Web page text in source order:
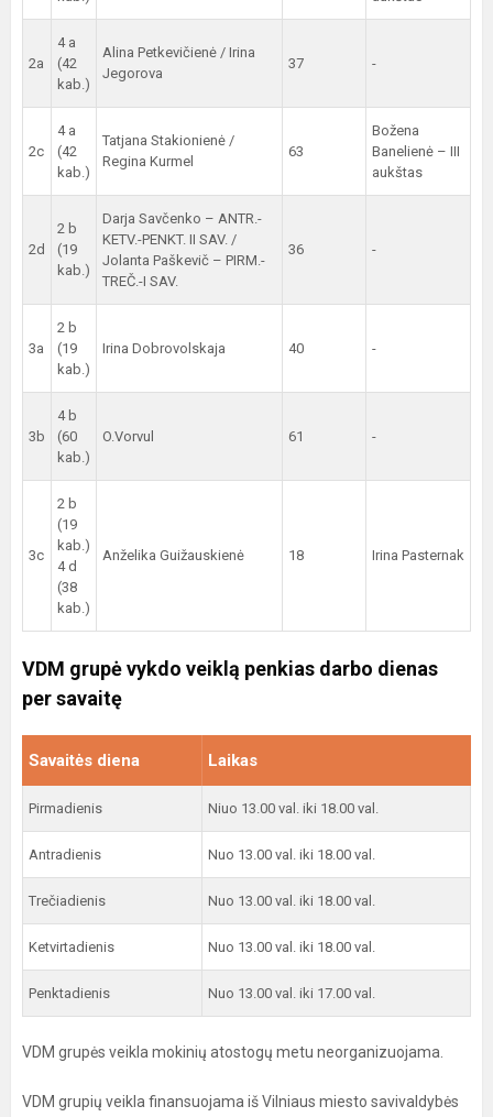
2a
4 a
(42
kab.)
Alina Petkevičienė / Irina
Jegorova
37 -
2c
4 a
(42
kab.)
Tatjana Stakionienė /
Regina Kurmel
63
Božena
Banelienė – III
aukštas
2d
2 b
(19
kab.)
Darja Savčenko – ANTR.-
KETV.-PENKT. II SAV. /
Jolanta Paškevič – PIRM.-
TREČ.-I SAV.
36 -
3a
2 b
(19
kab.)
Irina Dobrovolskaja 40 -
3b
4 b
(60
kab.)
O.Vorvul 61 -
3c
2 b
(19
kab.)
4 d
(38
kab.)
Anželika Guižauskienė 18 Irina Pasternak
VDM grupė vykdo veiklą penkias darbo dienas
per savaitę
Savaitės diena Laikas
Pirmadienis Niuo 13.00 val. iki 18.00 val.
Antradienis Nuo 13.00 val. iki 18.00 val.
Trečiadienis Nuo 13.00 val. iki 18.00 val.
Ketvirtadienis Nuo 13.00 val. iki 18.00 val.
Penktadienis Nuo 13.00 val. iki 17.00 val.
VDM grupės veikla mokinių atostogų metu neorganizuojama.
VDM grupių veikla finansuojama iš Vilniaus miesto savivaldybės